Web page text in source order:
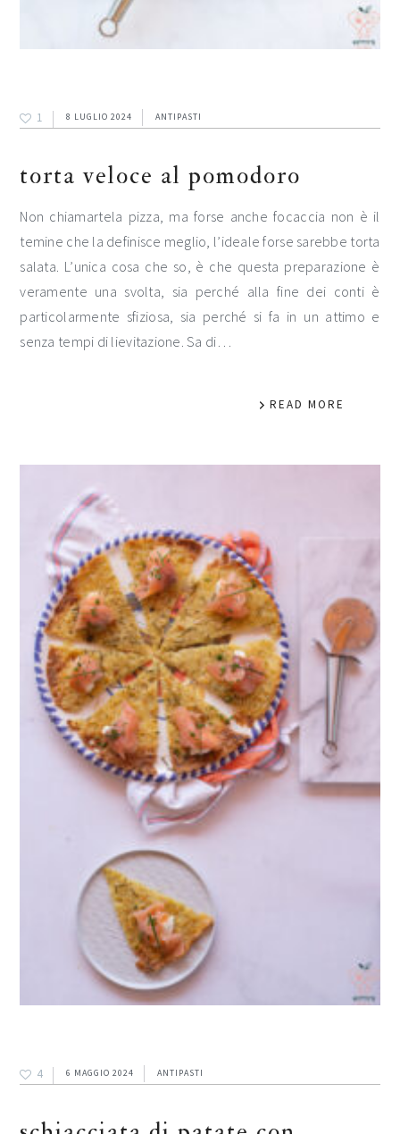
1 8 LUGLIO 2024 ANTIPASTI
torta veloce al pomodoro
Non chiamartela pizza, ma forse anche focaccia non è il
temine che la definisce meglio, l’ideale forse sarebbe torta
salata. L’unica cosa che so, è che questa preparazione è
veramente una svolta, sia perché alla fine dei conti è
particolarmente sfiziosa, sia perché si fa in un attimo e
senza tempi di lievitazione. Sa di…
READ MORE
4 6 MAGGIO 2024 ANTIPASTI